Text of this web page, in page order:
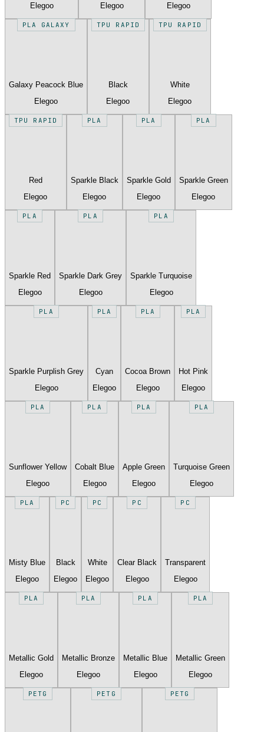
Elegoo
Elegoo
Elegoo
PLA GALAXY
Galaxy Peacock Blue
Elegoo
TPU RAPID
Black
Elegoo
TPU RAPID
White
Elegoo
TPU RAPID
Red
Elegoo
PLA
Sparkle Black
Elegoo
PLA
Sparkle Gold
Elegoo
PLA
Sparkle Green
Elegoo
PLA
Sparkle Red
Elegoo
PLA
Sparkle Dark Grey
Elegoo
PLA
Sparkle Turquoise
Elegoo
PLA
Sparkle Purplish Grey
Elegoo
PLA
Cyan
Elegoo
PLA
Cocoa Brown
Elegoo
PLA
Hot Pink
Elegoo
PLA
Sunflower Yellow
Elegoo
PLA
Cobalt Blue
Elegoo
PLA
Apple Green
Elegoo
PLA
Turquoise Green
Elegoo
PLA
Misty Blue
Elegoo
PC
Black
Elegoo
PC
White
Elegoo
PC
Clear Black
Elegoo
PC
Transparent
Elegoo
PLA
Metallic Gold
Elegoo
PLA
Metallic Bronze
Elegoo
PLA
Metallic Blue
Elegoo
PLA
Metallic Green
Elegoo
PETG PETG PETG